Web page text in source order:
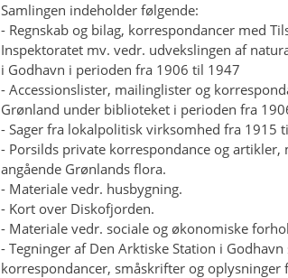
Samlingen indeholder følgende:
- Regnskab og bilag, korrespondancer med
Inspektoratet mv. vedr. udvekslingen af
i Godhavn i perioden fra 1906 til 1947
- Accessionslister, mailinglister og
Grønland under biblioteket i perioden fra
- Sager fra lokalpolitisk virksomhed fra 1915
- Porsilds private korrespondance og
angående Grønlands flora.
- Materiale vedr. husbygning.
- Kort over Diskofjorden.
- Materiale vedr. sociale og økonomiske
- Tegninger af Den Arktiske Station i
korrespondancer, småskrifter og oplysninger